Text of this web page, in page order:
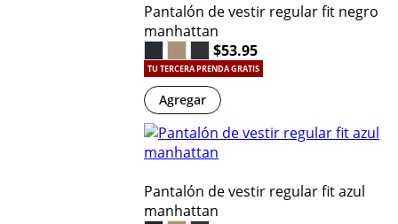
Pantalón de vestir regular fit negro
manhattan
$53.95
TU TERCERA PRENDA GRATIS
Agregar
Pantalón de vestir regular fit azul
manhattan